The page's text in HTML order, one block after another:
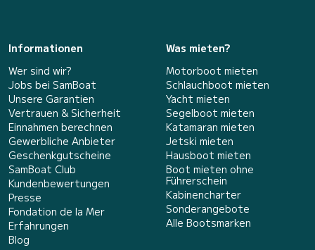
Informationen
Wer sind wir?
Jobs bei SamBoat
Unsere Garantien
Vertrauen & Sicherheit
Einnahmen berechnen
Gewerbliche Anbieter
Geschenkgutscheine
SamBoat Club
Kundenbewertungen
Presse
Fondation de la Mer
Erfahrungen
Blog
Was mieten?
Motorboot mieten
Schlauchboot mieten
Yacht mieten
Segelboot mieten
Katamaran mieten
Jetski mieten
Hausboot mieten
Boot mieten ohne
Führerschein
Kabinencharter
Sonderangebote
Alle Bootsmarken